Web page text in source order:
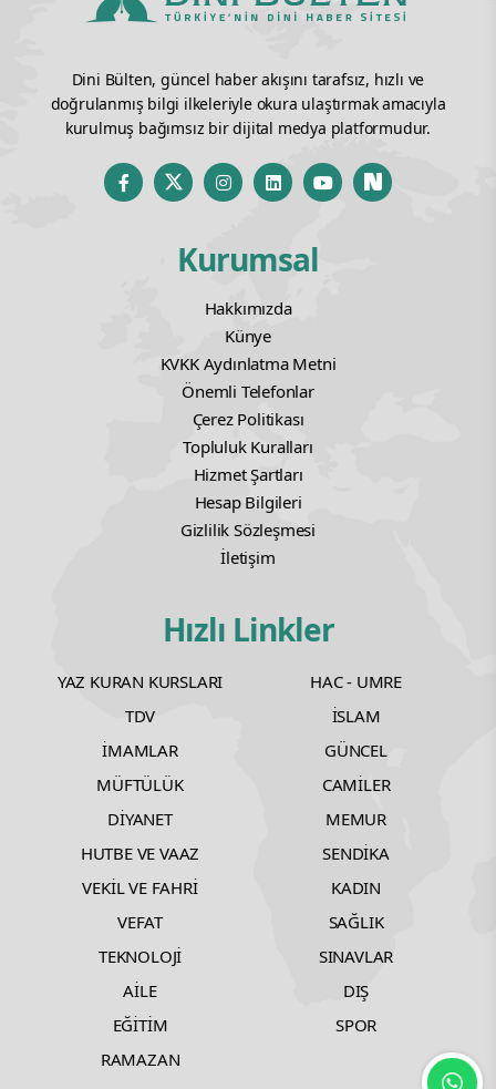
Dini Bülten, güncel haber akışını tarafsız, hızlı ve
doğrulanmış bilgi ilkeleriyle okura ulaştırmak amacıyla
kurulmuş bağımsız bir dijital medya platformudur.
Kurumsal
Hakkımızda
Künye
KVKK Aydınlatma Metni
Önemli Telefonlar
Çerez Politikası
Topluluk Kuralları
Hizmet Şartları
Hesap Bilgileri
Gizlilik Sözleşmesi
İletişim
Hızlı Linkler
YAZ KURAN KURSLARI
HAC - UMRE
TDV
İSLAM
İMAMLAR
GÜNCEL
MÜFTÜLÜK
CAMİLER
DİYANET
MEMUR
HUTBE VE VAAZ
SENDİKA
VEKİL VE FAHRİ
KADIN
VEFAT
SAĞLIK
TEKNOLOJİ
SINAVLAR
AİLE
DIŞ
EĞİTİM
SPOR
RAMAZAN